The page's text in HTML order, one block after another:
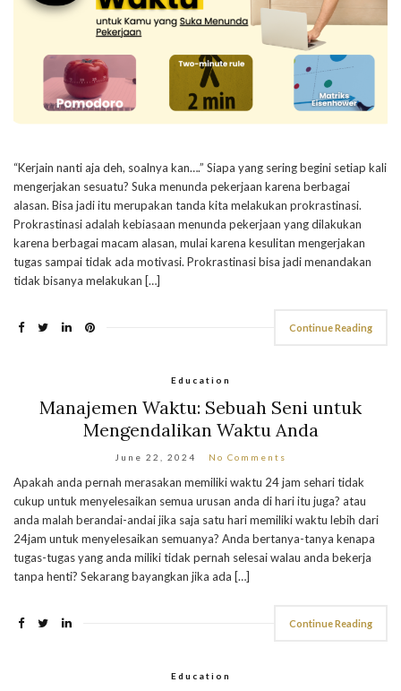
“Kerjain nanti aja deh, soalnya kan….” Siapa yang sering begini setiap kali
mengerjakan sesuatu? Suka menunda pekerjaan karena berbagai
alasan. Bisa jadi itu merupakan tanda kita melakukan prokrastinasi.
Prokrastinasi adalah kebiasaan menunda pekerjaan yang dilakukan
karena berbagai macam alasan, mulai karena kesulitan mengerjakan
tugas sampai tidak ada motivasi. Prokrastinasi bisa jadi menandakan
tidak bisanya melakukan […]
Continue Reading
Education
Manajemen Waktu: Sebuah Seni untuk
Mengendalikan Waktu Anda
June 22, 2024 No Comments
Apakah anda pernah merasakan memiliki waktu 24 jam sehari tidak
cukup untuk menyelesaikan semua urusan anda di hari itu juga? atau
anda malah berandai-andai jika saja satu hari memiliki waktu lebih dari
24jam untuk menyelesaikan semuanya? Anda bertanya-tanya kenapa
tugas-tugas yang anda miliki tidak pernah selesai walau anda bekerja
tanpa henti? Sekarang bayangkan jika ada […]
Continue Reading
Education